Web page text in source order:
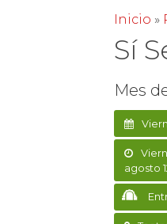
Inicio »
Sí
Mes
agosto